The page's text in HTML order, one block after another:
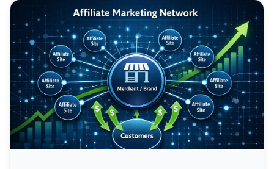
Wat is een Affiliate Marketing Programma